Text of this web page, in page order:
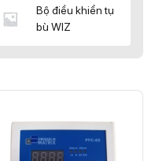
Bộ điều khiển tụ
bù WIZ